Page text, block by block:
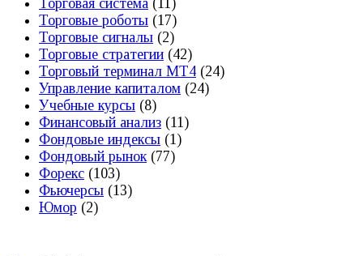
Торговая система (11)
Торговые роботы (17)
Торговые сигналы (2)
Торговые стратегии (42)
Торговый терминал МТ4 (24)
Управление капиталом (24)
Учебные курсы (8)
Финансовый анализ (11)
Фондовые индексы (1)
Фондовый рынок(77)
Форекс (103)
Фьючерсы (13)
Юмор (2)